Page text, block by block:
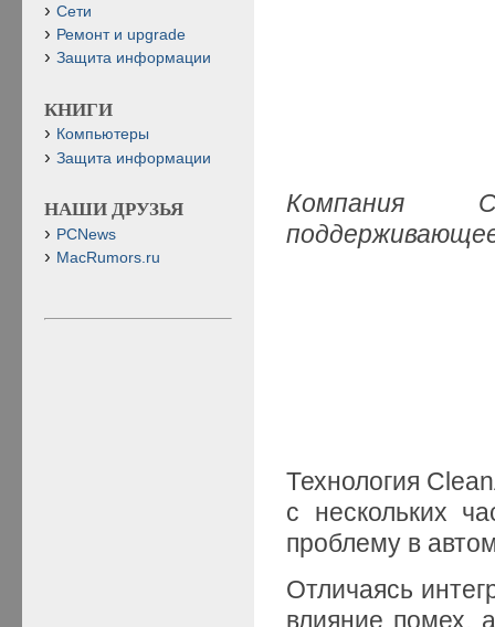
Компания
Технология
с нескольких
проблему в
Отличаясь
влияние помех,
Сети
Ремонт и upgrade
Защита информации
КНИГИ
Компьютеры
Защита информации
НАШИ ДРУЗЬЯ
PCNews
MacRumors.ru